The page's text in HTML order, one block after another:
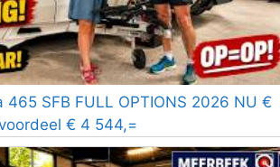
465 SFB FULL OPTIONS 2026 NU €
€ 4 544,=